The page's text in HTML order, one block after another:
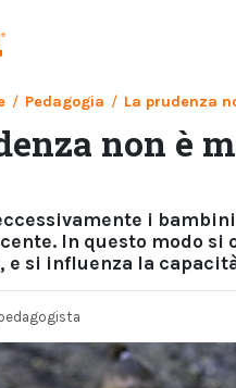
/ Pedagogia / La prudenza
non è
i
In questo modo si
e si influenza la